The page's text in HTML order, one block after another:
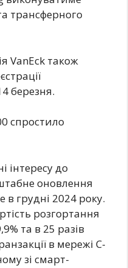
трансферного
VanEck також
березня.
спростило
інтересу до
оновлення
грудні 2024 року.
розгортання
та в 25 разів
в мережі C-
зі смарт-